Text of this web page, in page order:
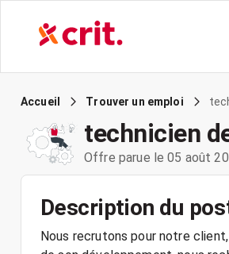
Accueil Trouver un emploi
technicien
Offre parue le 05 août
Description du
Nous recrutons pour notre